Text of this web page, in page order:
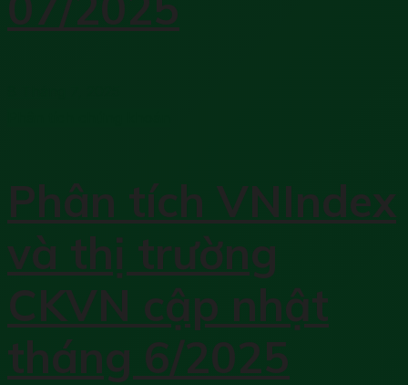
Phân tích VNIndex
và thị trường
CKVN cập nhật
tháng 6/2025